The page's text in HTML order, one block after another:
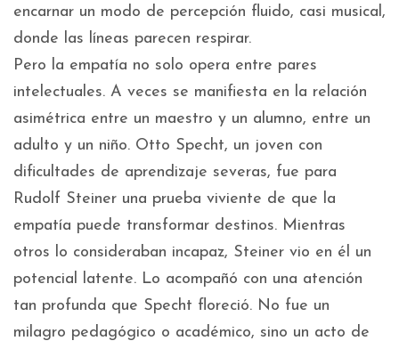
encarnar un modo de percepción fluido, casi musical,
donde las líneas parecen respirar.
Pero la empatía no solo opera entre pares
intelectuales. A veces se manifiesta en la relación
asimétrica entre un maestro y un alumno, entre un
adulto y un niño. Otto Specht, un joven con
dificultades de aprendizaje severas, fue para
Rudolf Steiner una prueba viviente de que la
empatía puede transformar destinos. Mientras
otros lo consideraban incapaz, Steiner vio en él un
potencial latente. Lo acompañó con una atención
tan profunda que Specht floreció. No fue un
milagro pedagógico o académico, sino un acto de